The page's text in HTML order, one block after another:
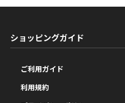
ショッピングガイド
ご利用ガイド
利用規約